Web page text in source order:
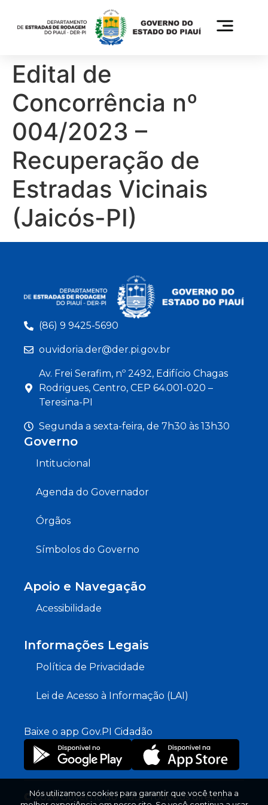
Edital de
Concorrência nº
004/2023 –
Recuperação de
Estradas Vicinais
(Jaicós-PI)
(86) 9 9425-5690
ouvidoria.der@der.pi.gov.br
Av. Frei Serafim, nº 2492, Edifício Chagas
Rodrigues, Centro, CEP 64.001-020 –
Teresina-PI
Segunda a sexta-feira, de 7h30 às 13h30
Governo
Intitucional
Agenda do Governador
Órgãos
Símbolos do Governo
Apoio e Navegação
Acessibilidade
Informações Legais
Política de Privacidade
Lei de Acesso à Informação (LAI)
Baixe o app Gov.PI Cidadão
© 2026 Governo do Piauí. Todos os direitos
Nós utilizamos cookies para garantir que você tenha a